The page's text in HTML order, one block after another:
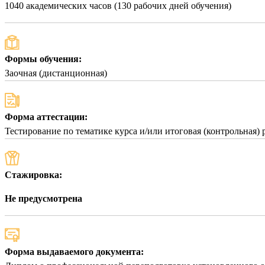
1040 академических часов (130 рабочих дней обучения)
Формы обучения:
Заочная (дистанционная)
Форма аттестации:
Тестирование по тематике курса и/или итоговая (контрольная)
Стажировка:
Не предусмотрена
Форма выдаваемого документа: